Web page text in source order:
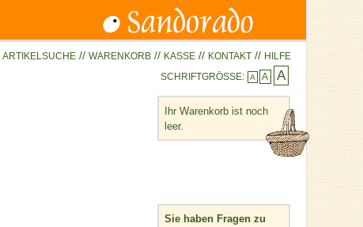
ARTIKELSUCHE // WARENKORB // KASSE // KONTAKT // HILFE
SCHRIFTGRÖSSE: A A A
Ihr Warenkorb ist noch
leer.
Sie haben Fragen zu